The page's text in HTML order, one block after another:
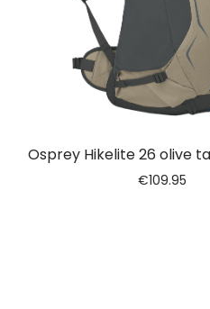
Osprey Hikelite 26 olive
€109.95